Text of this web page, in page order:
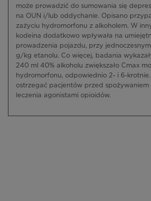
może prowadzić do sumowania się
na OUN i/lub oddychanie. Opisano
zażyciu hydromorfonu z alkoholem. W
kodeina dodatkowo wpływała na
prowadzenia pojazdu, przy
g/kg etanolu. Co więcej, badania
240 ml 40% alkoholu zwiększało Cmax
hydromorfonu, odpowiednio 2- i 6-
ostrzegać pacjentów przed spożywaniem
leczenia agonistami opioidów.